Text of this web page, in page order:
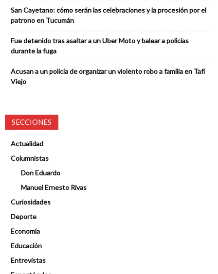
San Cayetano: cómo serán las celebraciones y la procesión por el
patrono en Tucumán
Fue detenido tras asaltar a un Uber Moto y balear a policías
durante la fuga
Acusan a un policía de organizar un violento robo a familia en Tafí
Viejo
SECCIONES
Actualidad
Columnistas
Don Eduardo
Manuel Ernesto Rivas
Curiosidades
Deporte
Economía
Educación
Entrevistas